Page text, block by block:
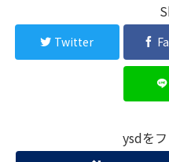
Twitter
ysdを